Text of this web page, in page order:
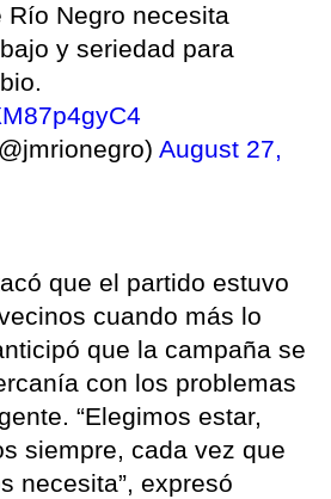
Río Negro necesita
y seriedad para
August 27,
que el partido estuvo
cuando más lo
que la campaña se
con los problemas
“Elegimos estar,
siempre, cada vez que
necesita”, expresó